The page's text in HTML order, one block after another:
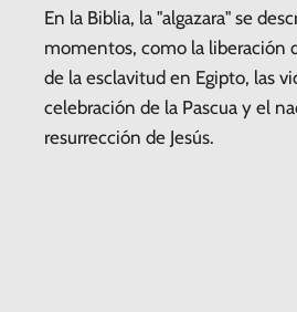
En la Biblia, la "algazara" se
momentos, como la liberación
de la esclavitud en Egipto, las
celebración de la Pascua y el
resurrección de Jesús.